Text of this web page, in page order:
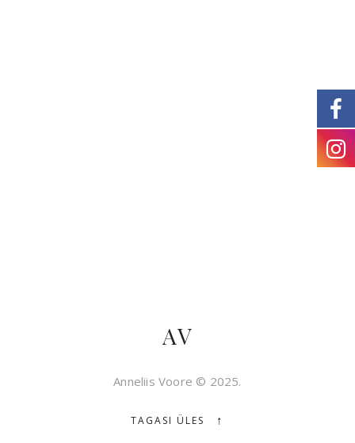
AV
Anneliis Voore © 2025.
TAGASI ÜLES ↑